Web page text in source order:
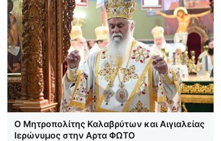
Ο Μητροπολίτης Καλαβρύτων και Αιγιαλείας
Ιερώνυμος στην Αρτα ΦΩΤΟ